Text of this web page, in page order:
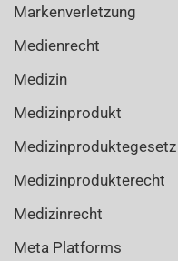
Markenverletzung
Medienrecht
Medizin
Medizinprodukt
Medizinproduktegesetz
Medizinprodukterecht
Medizinrecht
Meta Platforms